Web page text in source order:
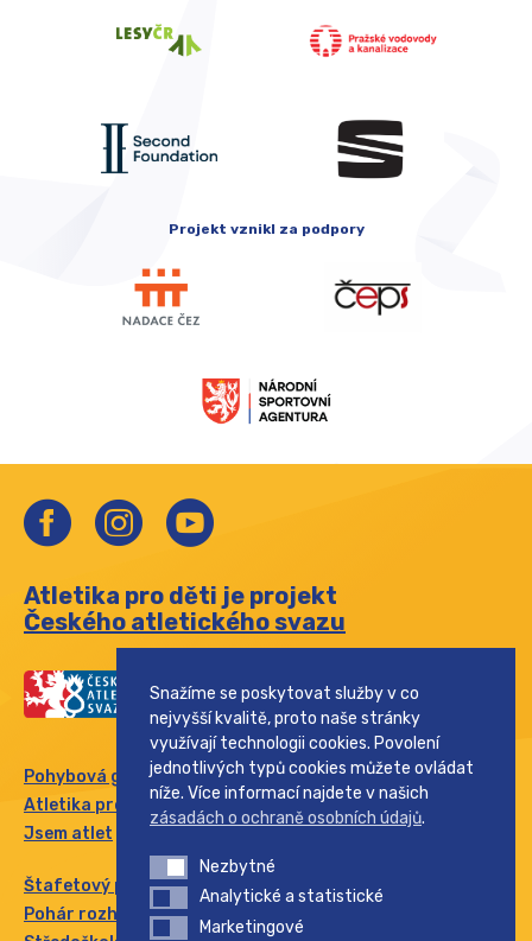
Projekt vznikl za podpory
Atletika pro děti je projekt
Českého atletického svazu
Pohybová gramotnost
Atletika pro rodinu
Jsem atlet
Štafetový pohár
Pohár rozhlasu
Snažíme se poskytovat služby v co
nejvyšší kvalitě, proto naše stránky
využívají technologii cookies. Povolení
jednotlivých typů cookies můžete ovládat
níže. Více informací najdete v našich
zásadách o ochraně osobních údajů.
NezbytnéNezbytné
Analytické a statistické
Analytické a statistické
MarketingovéMarketingové